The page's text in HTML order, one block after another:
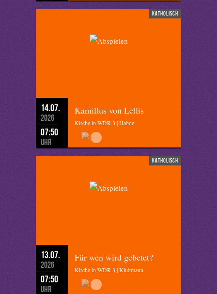
katholisch
14.07.
2026
07:50
Uhr
Kamillus von Lellis
Kirche in WDR 3 | Hahne
katholisch
13.07.
2026
07:50
Uhr
Für wen wird gebetet?
Kirche in WDR 3 | Kluitmann